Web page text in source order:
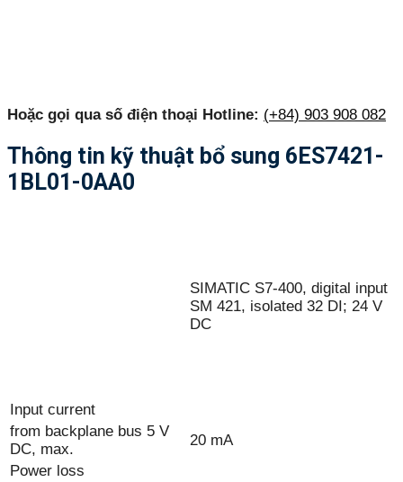
Hoặc gọi qua số điện thoại Hotline: (+84) 903 908 082
Thông tin kỹ thuật bổ sung 6ES7421-
1BL01-0AA0
SIMATIC S7-400, digital input
SM 421, isolated 32 DI; 24 V
DC
Input current
from backplane bus 5 V
DC, max.
20 mA
Power loss